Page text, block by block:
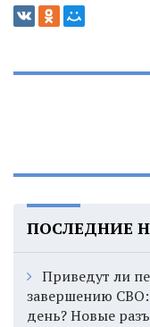
ПОСЛЕДНИЕ
Приведут ли
завершению СВО:
день? Новые